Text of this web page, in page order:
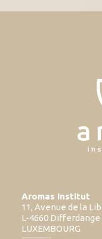
Aromas Institut
11, Avenue de la
L-4660
LUXEMBOURG